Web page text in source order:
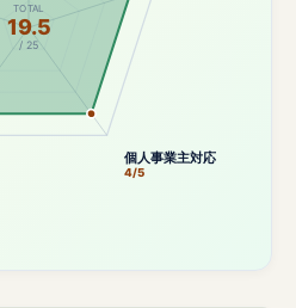
TOTAL
19.5
/ 25
個人事業主対応
4/5